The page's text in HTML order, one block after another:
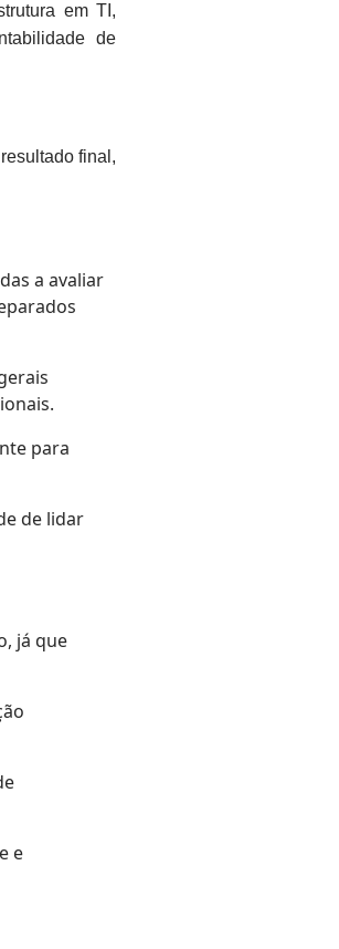
em TI,
de
final,
a avaliar
para
de lidar
já que
e